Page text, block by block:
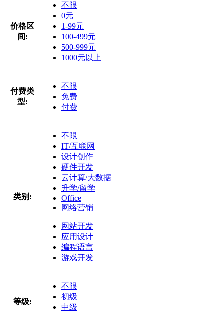
价格区
间:
不限
0元
1-99元
100-499元
500-999元
1000元以上
付费类
型:
不限
免费
付费
类别:
不限
IT/互联网
设计创作
硬件开发
云计算/大数据
升学/留学
Office
网络营销
网站开发
应用设计
编程语言
游戏开发
等级:
不限
初级
中级